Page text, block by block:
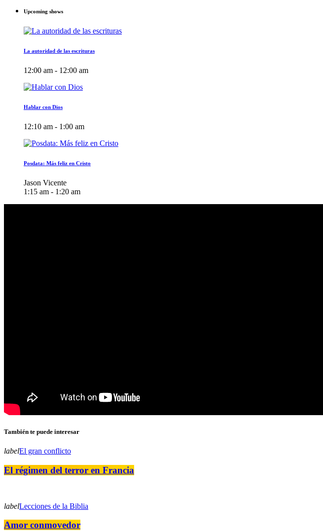
Upcoming shows
La autoridad de las escrituras
12:00 am - 12:00 am
Hablar con Dios
12:10 am - 1:00 am
Posdata: Más feliz en Cristo
Jason Vicente
1:15 am - 1:20 am
También te puede interesar
labelEl gran conflicto
El régimen del terror en Francia
labelLecciones de la Biblia
Amor conmovedor